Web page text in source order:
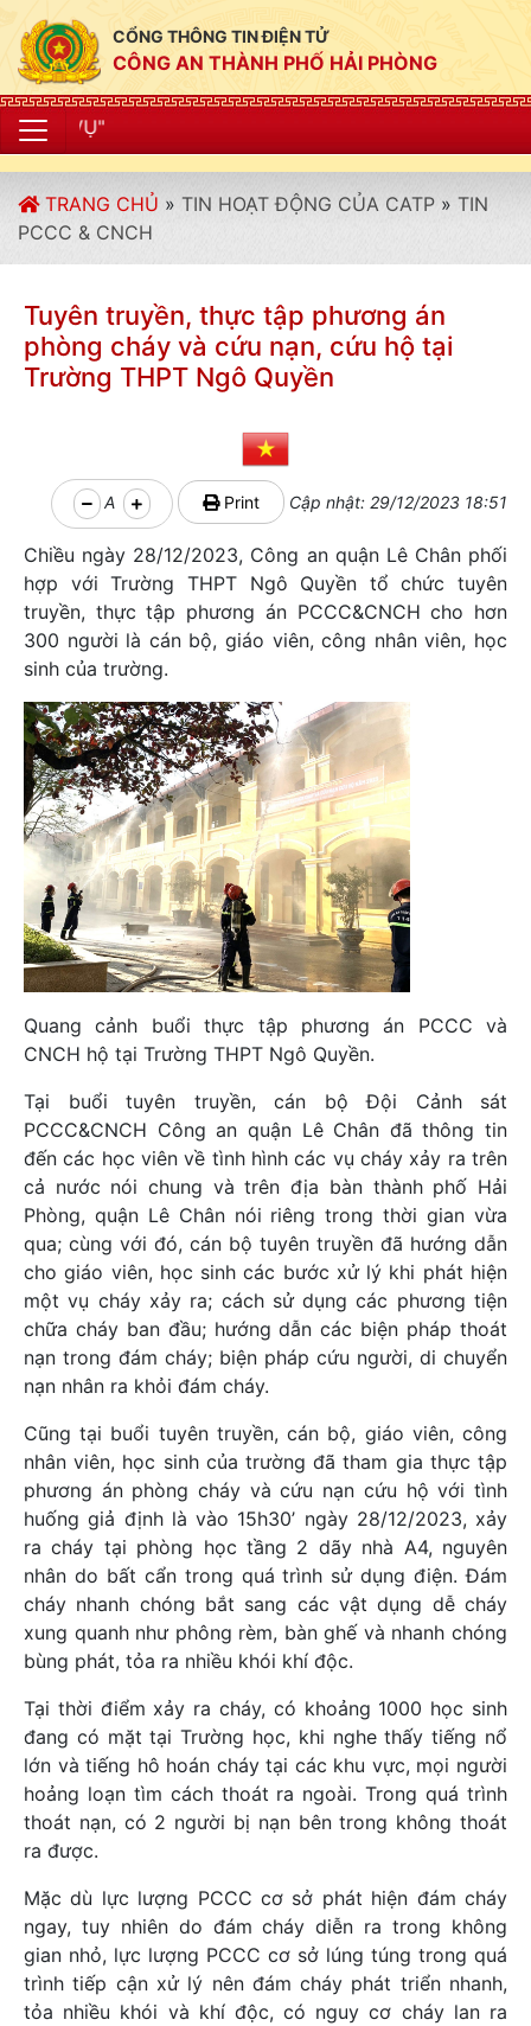
CỔNG THÔNG TIN ĐIỆN TỬ
CÔNG AN THÀNH PHỐ HẢI PHÒNG
TRANG CHỦ » TIN HOẠT ĐỘNG CỦA CATP » TIN
PCCC & CNCH
Tuyên truyền, thực tập phương án
phòng cháy và cứu nạn, cứu hộ tại
Trường THPT Ngô Quyền
A Print Cập nhật: 29/12/2023 18:51
Chiều ngày 28/12/2023, Công an quận Lê Chân phối
hợp với Trường THPT Ngô Quyền tổ chức tuyên
truyền, thực tập phương án PCCC&CNCH cho hơn
300 người là cán bộ, giáo viên, công nhân viên, học
sinh của trường.
Quang cảnh buổi thực tập phương án PCCC và
CNCH hộ tại Trường THPT Ngô Quyền.
Tại buổi tuyên truyền, cán bộ Đội Cảnh sát
PCCC&CNCH Công an quận Lê Chân đã thông tin
đến các học viên về tình hình các vụ cháy xảy ra trên
cả nước nói chung và trên địa bàn thành phố Hải
Phòng, quận Lê Chân nói riêng trong thời gian vừa
qua; cùng với đó, cán bộ tuyên truyền đã hướng dẫn
cho giáo viên, học sinh các bước xử lý khi phát hiện
một vụ cháy xảy ra; cách sử dụng các phương tiện
chữa cháy ban đầu; hướng dẫn các biện pháp thoát
nạn trong đám cháy; biện pháp cứu người, di chuyển
nạn nhân ra khỏi đám cháy.
Cũng tại buổi tuyên truyền, cán bộ, giáo viên, công
nhân viên, học sinh của trường đã tham gia thực tập
phương án phòng cháy và cứu nạn cứu hộ với tình
huống giả định là vào 15h30’ ngày 28/12/2023, xảy
ra cháy tại phòng học tầng 2 dãy nhà A4, nguyên
nhân do bất cẩn trong quá trình sử dụng điện. Đám
cháy nhanh chóng bắt sang các vật dụng dễ cháy
xung quanh như phông rèm, bàn ghế và nhanh chóng
bùng phát, tỏa ra nhiều khói khí độc.
Tại thời điểm xảy ra cháy, có khoảng 1000 học sinh
đang có mặt tại Trường học, khi nghe thấy tiếng nổ
lớn và tiếng hô hoán cháy tại các khu vực, mọi người
hoảng loạn tìm cách thoát ra ngoài. Trong quá trình
thoát nạn, có 2 người bị nạn bên trong không thoát
ra được.
Mặc dù lực lượng PCCC cơ sở phát hiện đám cháy
ngay, tuy nhiên do đám cháy diễn ra trong không
gian nhỏ, lực lượng PCCC cơ sở lúng túng trong quá
trình tiếp cận xử lý nên đám cháy phát triển nhanh,
tỏa nhiều khói và khí độc, có nguy cơ cháy lan ra